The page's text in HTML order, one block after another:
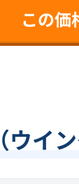
この価
ウイ